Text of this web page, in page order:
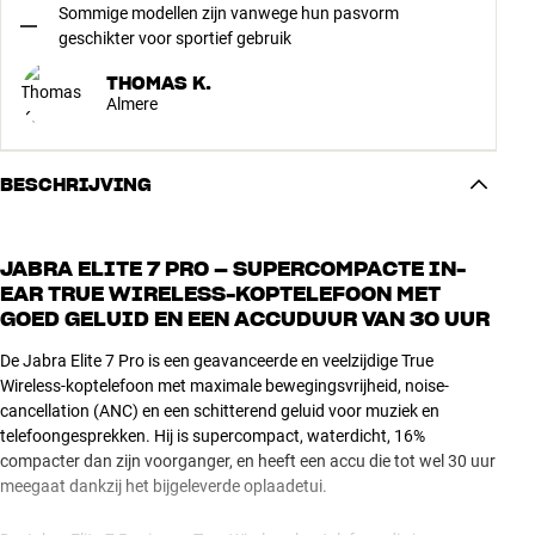
Sommige modellen zijn vanwege hun pasvorm
geschikter voor sportief gebruik
THOMAS K.
Almere
BESCHRIJVING
JABRA ELITE 7 PRO – SUPERCOMPACTE IN-
EAR TRUE WIRELESS-KOPTELEFOON MET
GOED GELUID EN EEN ACCUDUUR VAN 30 UUR
De Jabra Elite 7 Pro is een geavanceerde en veelzijdige True
Wireless-koptelefoon met maximale bewegingsvrijheid, noise-
cancellation (ANC) en een schitterend geluid voor muziek en
telefoongesprekken. Hij is supercompact, waterdicht, 16%
compacter dan zijn voorganger, en heeft een accu die tot wel 30 uur
meegaat dankzij het bijgeleverde oplaadetui.